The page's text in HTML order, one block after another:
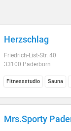
Herzschlag
Friedrich-List-Str. 40
33100 Paderborn
Fitnessstudio Sauna
Mrs.Sporty